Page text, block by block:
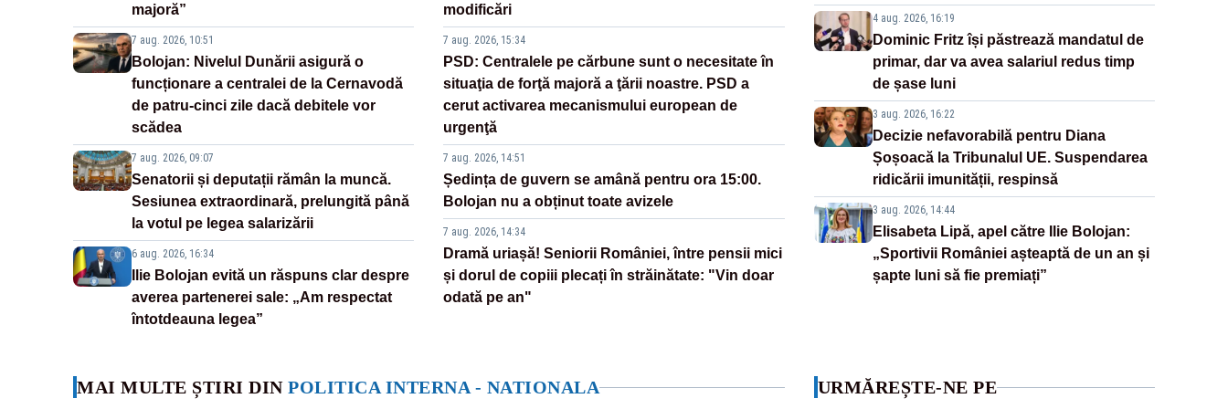
majoră”
7 aug. 2026, 10:51
Bolojan: Nivelul Dunării asigură o
funcționare a centralei de la Cernavodă
de patru-cinci zile dacă debitele vor
scădea
7 aug. 2026, 09:07
Senatorii și deputații rămân la muncă.
Sesiunea extraordinară, prelungită până
la votul pe legea salarizării
6 aug. 2026, 16:34
Ilie Bolojan evită un răspuns clar despre
averea partenerei sale: „Am respectat
întotdeauna legea”
modificări
7 aug. 2026, 15:34
PSD: Centralele pe cărbune sunt o necesitate în
situaţia de forţă majoră a ţării noastre. PSD a
cerut activarea mecanismului european de
urgenţă
7 aug. 2026, 14:51
Ședința de guvern se amână pentru ora 15:00.
Bolojan nu a obținut toate avizele
7 aug. 2026, 14:34
Dramă uriașă! Seniorii României, între pensii mici
și dorul de copiii plecați în străinătate: "Vin doar
odată pe an"
4 aug. 2026, 16:19
Dominic Fritz își păstrează mandatul de
primar, dar va avea salariul redus timp
de șase luni
3 aug. 2026, 16:22
Decizie nefavorabilă pentru Diana
Șoșoacă la Tribunalul UE. Suspendarea
ridicării imunității, respinsă
3 aug. 2026, 14:44
Elisabeta Lipă, apel către Ilie Bolojan:
„Sportivii României așteaptă de un an și
șapte luni să fie premiați”
MAI MULTE ȘTIRI DIN POLITICA INTERNA - NATIONALA URMĂREȘTE-NE PE